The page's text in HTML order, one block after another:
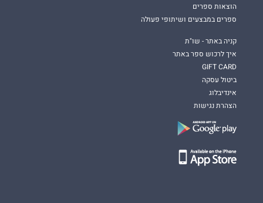
הוצאות ספרים
ספרים במבצעים ושיתופי פעולה
קניה באתר - שו"ת
איך לרכוש ספר באתר
GIFT CARD
ביטול עסקה
אינדיבלוג
הצהרת נגישות